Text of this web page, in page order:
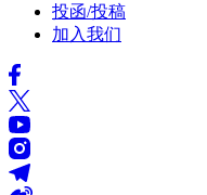
投函/投稿
加入我们